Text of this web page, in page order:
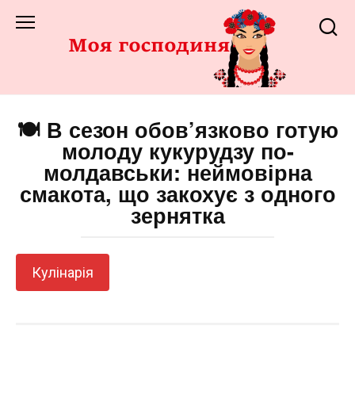
до
🍽️ В сезон обов’язково готую
молоду кукурудзу по-
молдавськи: неймовірна
смакота, що закохує з одного
зернятка
Кулінарія